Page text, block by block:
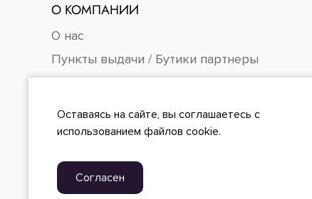
О КОМПАНИИ
О нас
Пункты выдачи / Бутики партнеры
Контакты
FAQ
Оставаясь на сайте, вы соглашаетесь с
использованием файлов cookie.
Согласен